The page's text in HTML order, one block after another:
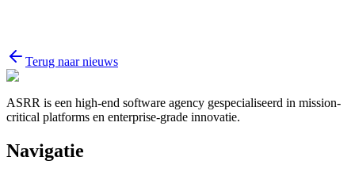
Terug naar nieuws
ASRR is een high-end software agency gespecialiseerd in mission-
critical platforms en enterprise-grade innovatie.
Navigatie